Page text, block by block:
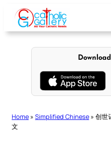
content
Home » Simplified Chinese » 创世
文